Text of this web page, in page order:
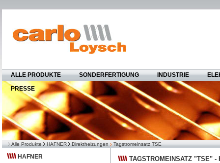
ALLE PRODUKTE SONDERFERTIGUNG INDUSTRIE
PRESSE
Alle Produkte HAFNER Direktheizungen Tagstromeinsatz TSE
HAFNER TAGSTROMEINSATZ "TSE" -